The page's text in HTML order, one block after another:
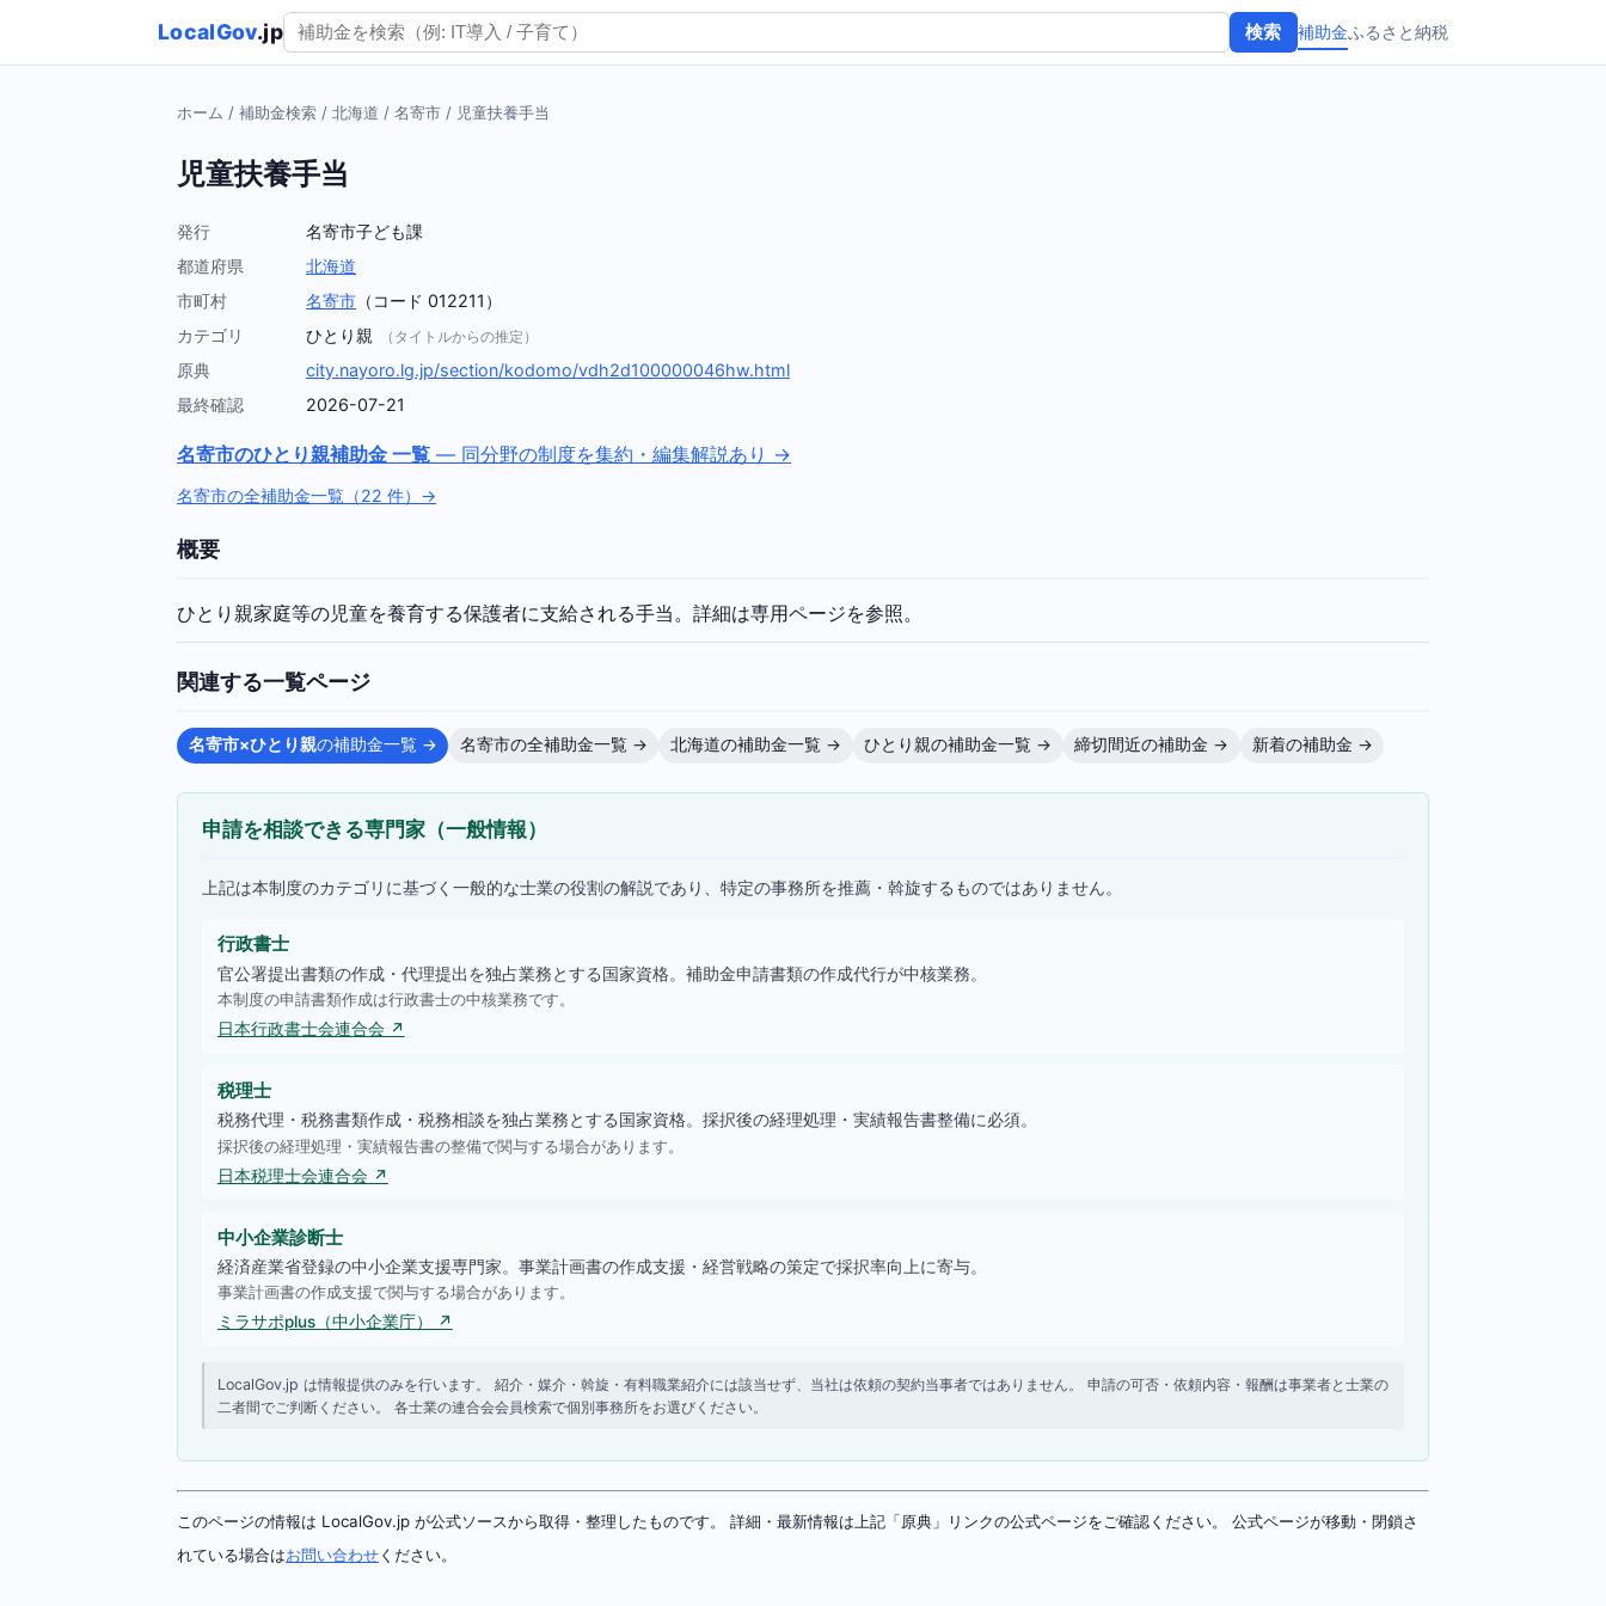
LocalGov.jp 検索 補助金ふるさと納税
ホーム / 補助金検索 / 北海道 / 名寄市 / 児童扶養手当
児童扶養手当
発行
名寄市子ども課
都道府県
北海道
市町村
名寄市 （コード 012211）
カテゴリ
ひとり親 （タイトルからの推定）
原典
city.nayoro.lg.jp/section/kodomo/vdh2d100000046hw.html
最終確認
2026-07-21
名寄市のひとり親補助金 一覧 — 同分野の制度を集約・編集解説あり →
名寄市の全補助金一覧（22 件）→
概要
ひとり親家庭等の児童を養育する保護者に支給される手当。詳細は専用ページを参照。
関連する一覧ページ
名寄市×ひとり親の補助金一覧 → 名寄市の全補助金一覧 → 北海道の補助金一覧 → ひとり親の補助金一覧 → 締切間近の補助金 → 新着の補助金 →
申請を相談できる専門家（一般情報）
上記は本制度のカテゴリに基づく一般的な士業の役割の解説であり、特定の事務所を推薦・斡旋するものではありません。
行政書士
官公署提出書類の作成・代理提出を独占業務とする国家資格。補助金申請書類の作成代行が中核業務。
本制度の申請書類作成は行政書士の中核業務です。
日本行政書士会連合会 ↗
税理士
税務代理・税務書類作成・税務相談を独占業務とする国家資格。採択後の経理処理・実績報告書整備に必須。
採択後の経理処理・実績報告書の整備で関与する場合があります。
日本税理士会連合会 ↗
中小企業診断士
経済産業省登録の中小企業支援専門家。事業計画書の作成支援・経営戦略の策定で採択率向上に寄与。
事業計画書の作成支援で関与する場合があります。
ミラサポplus（中小企業庁） ↗
LocalGov.jp は情報提供のみを行います。 紹介・媒介・斡旋・有料職業紹介には該当せず、当社は依頼の契約当事者ではありません。 申請の可否・依頼内容・報酬は事業者と士業の
二者間でご判断ください。 各士業の連合会会員検索で個別事務所をお選びください。
このページの情報は LocalGov.jp が公式ソースから取得・整理したものです。 詳細・最新情報は上記「原典」リンクの公式ページをご確認ください。 公式ページが移動・閉鎖さ
れている場合はお問い合わせください。